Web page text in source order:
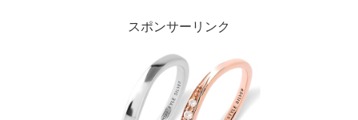
スポンサーリンク